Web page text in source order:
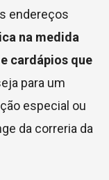
endereços
na medida
cardápios que
para um
especial ou
da correria da